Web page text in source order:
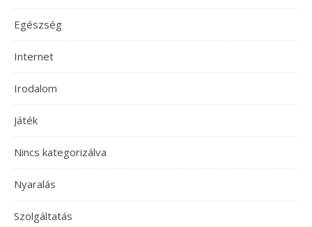
Egészség
Internet
Irodalom
Játék
Nincs kategorizálva
Nyaralás
Szolgáltatás